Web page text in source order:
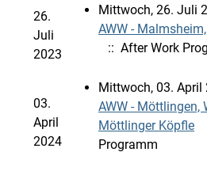
26.
Juli
2023
Mittwoch, 26. Juli
AWW -
:: After Work
03.
April
2024
Mittwoch, 03. April
AWW - Möttlingen,
Möttlinger Köpfle
Programm